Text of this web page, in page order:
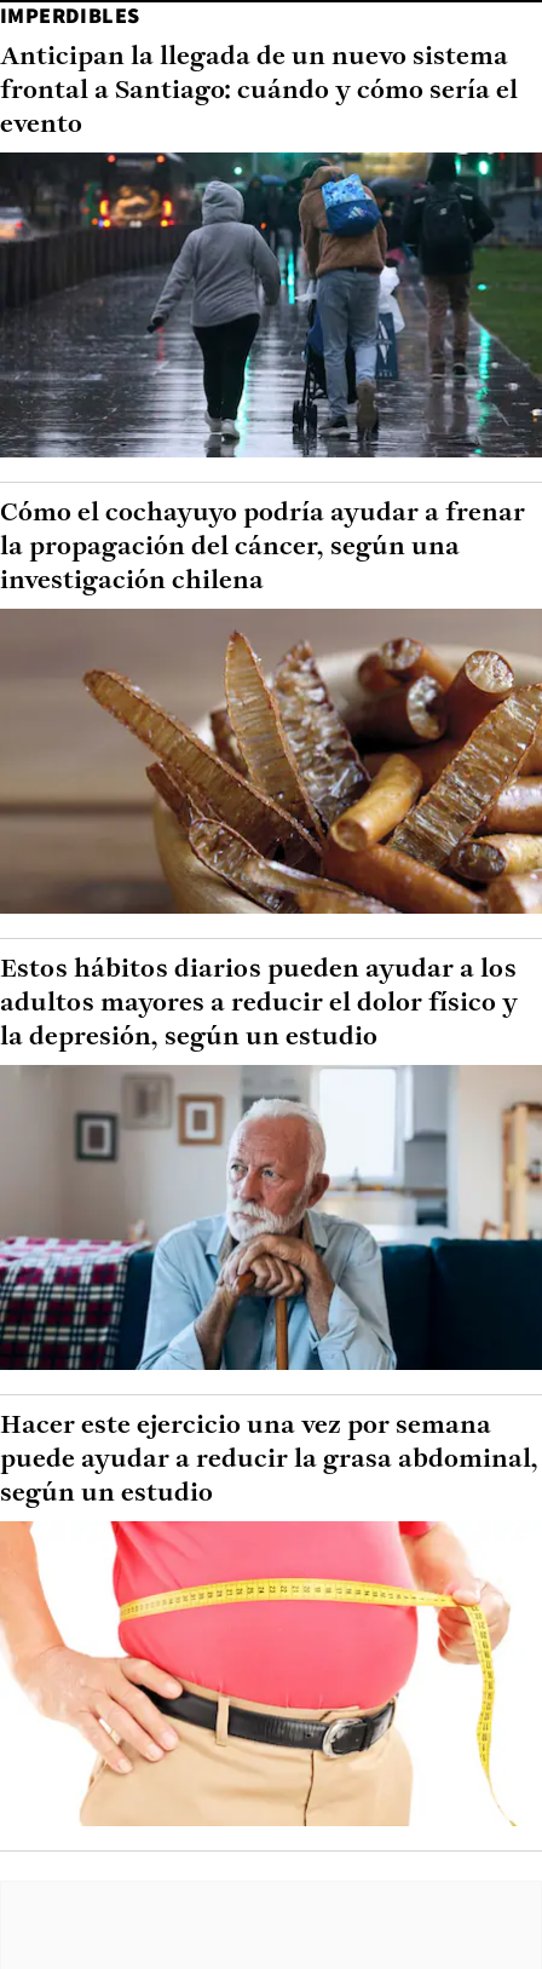
IMPERDIBLES
Anticipan la llegada de un nuevo sistema
frontal a Santiago: cuándo y cómo sería el
evento
Cómo el cochayuyo podría ayudar a frenar
la propagación del cáncer, según una
investigación chilena
Estos hábitos diarios pueden ayudar a los
adultos mayores a reducir el dolor físico y
la depresión, según un estudio
Hacer este ejercicio una vez por semana
puede ayudar a reducir la grasa abdominal,
según un estudio